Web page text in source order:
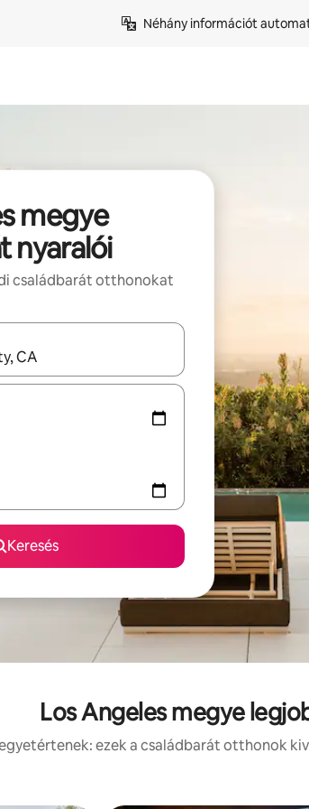
Néhány információt
megye
nyaralói
családbarát otthonokat
a felfelé és a lefelé nyíllal navigálhatsz, illetve
Keresés
Los Angeles megye
ezek a családbarát otthonok